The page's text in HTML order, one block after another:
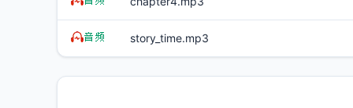
story_time.mp3